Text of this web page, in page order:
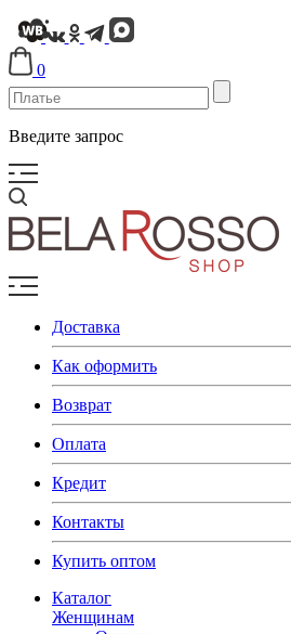
0
Введите запрос
Доставка
Как оформить
Возврат
Оплата
Кредит
Контакты
Купить оптом
Каталог
Женщинам